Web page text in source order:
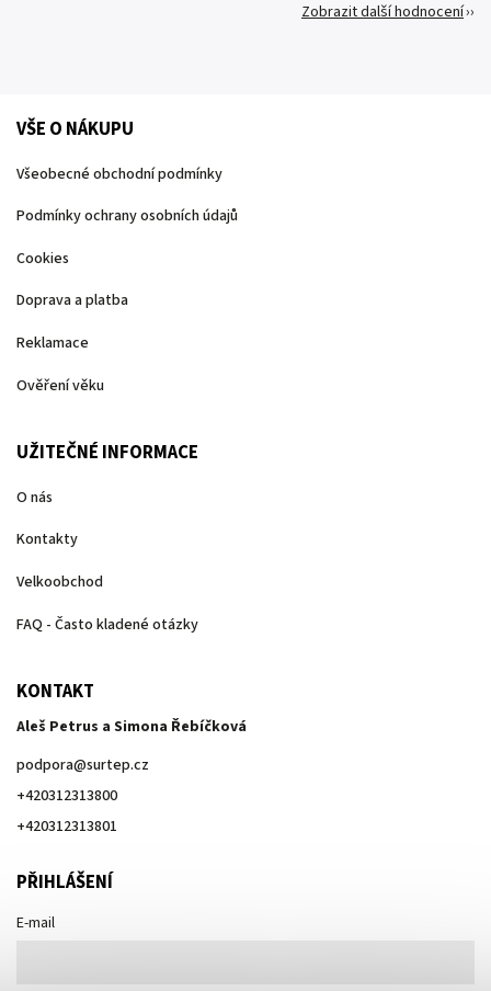
Zobrazit další hodnocení
VŠE O NÁKUPU
Všeobecné obchodní podmínky
Podmínky ochrany osobních údajů
Cookies
Doprava a platba
Reklamace
Ověření věku
UŽITEČNÉ INFORMACE
O nás
Kontakty
Velkoobchod
FAQ - Často kladené otázky
KONTAKT
Aleš Petrus a Simona Řebíčková
podpora@surtep.cz
+420312313800
+420312313801
PŘIHLÁŠENÍ
E-mail